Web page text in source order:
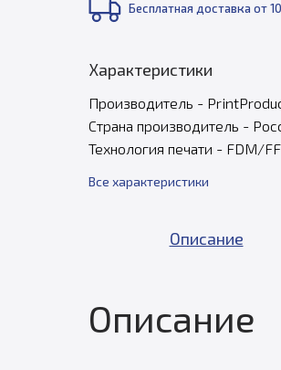
Бесплатная доставка от
Характеристики
Производитель -
Страна производитель -
Технология печати - FDM/
Все характеристики
Описание
Описание